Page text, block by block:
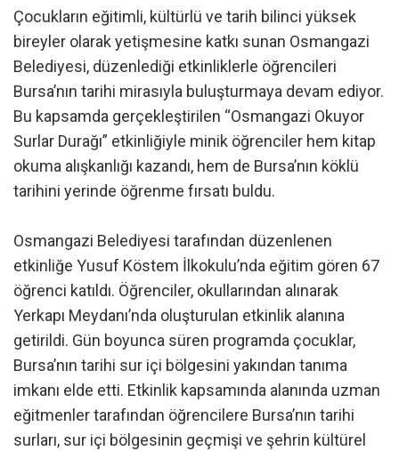
Çocukların eğitimli, kültürlü ve tarih bilinci yüksek
bireyler olarak yetişmesine katkı sunan Osmangazi
Belediyesi, düzenlediği etkinliklerle öğrencileri
Bursa’nın tarihi mirasıyla buluşturmaya devam ediyor.
Bu kapsamda gerçekleştirilen “Osmangazi Okuyor
Surlar Durağı” etkinliğiyle minik öğrenciler hem kitap
okuma alışkanlığı kazandı, hem de Bursa’nın köklü
tarihini yerinde öğrenme fırsatı buldu.
Osmangazi Belediyesi tarafından düzenlenen
etkinliğe Yusuf Köstem İlkokulu’nda eğitim gören 67
öğrenci katıldı. Öğrenciler, okullarından alınarak
Yerkapı Meydanı’nda oluşturulan etkinlik alanına
getirildi. Gün boyunca süren programda çocuklar,
Bursa’nın tarihi sur içi bölgesini yakından tanıma
imkanı elde etti. Etkinlik kapsamında alanında uzman
eğitmenler tarafından öğrencilere Bursa’nın tarihi
surları, sur içi bölgesinin geçmişi ve şehrin kültürel